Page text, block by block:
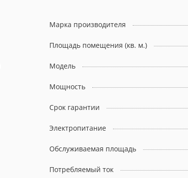
Марка производителя
Площадь помещения (кв. м.)
Модель
Мощность
Срок гарантии
Электропитание
Обслуживаемая площадь
Потребляемый ток